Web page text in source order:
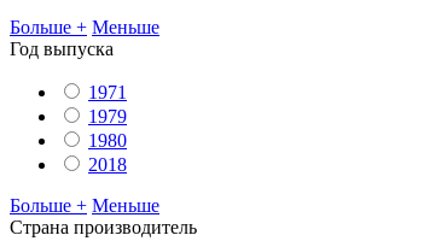
Больше + Меньше
Год выпуска
1971
1979
1980
2018
Больше + Меньше
Cтрана производитель